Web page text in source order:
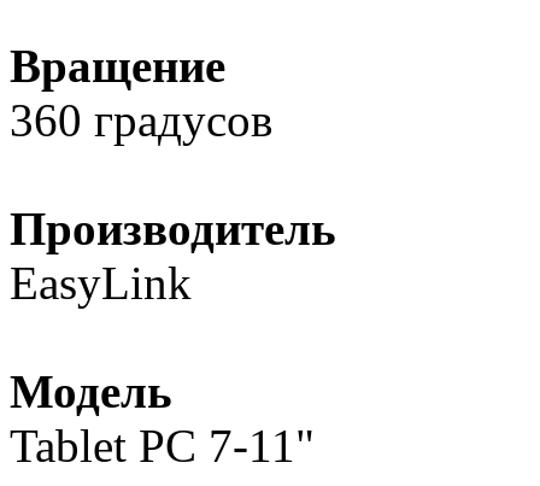
Вращение
360 градусов
Производитель
EasyLink
Модель
Tablet PC 7-11"